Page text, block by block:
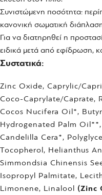
Συνιστώμενη ποσότητα:
κανονική σωματική
Για να διατηρηθεί η
ειδικά μετά από εφίδρωση,
Συστατικά:
Zinc Oxide, Caprylic/
Coco-Caprylate/Caprate,
Cocos Nucifera Oil*,
Hydrogenated Palm
Candelilla Cera*,
Tocopherol, Helianthus
Simmondsia Chinensis
Isopropyl Palmitate,
Limonene, Linalool (Zinc